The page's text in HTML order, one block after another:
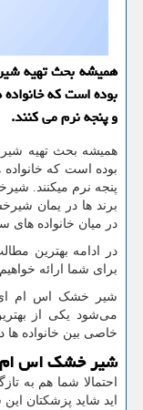
همیشه بحث تهیه
بوده است كه
و پنجه نرم می كنند.
همیشه بحث تهیه
بوده است که
پنجه نرم میکنند.
برند ها در یمان
در میان خانواده
در ادامه بهترین
برای شما ارائه
شیر خشک اس ام ای
می‌شود یکی از
خاصی بین خانواده
شیر خشک اس
احتمالا شما هم به
اید شاید پزشکتان